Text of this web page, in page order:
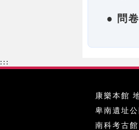
● 問
:::
康樂本館
卑南遺址
南科考古